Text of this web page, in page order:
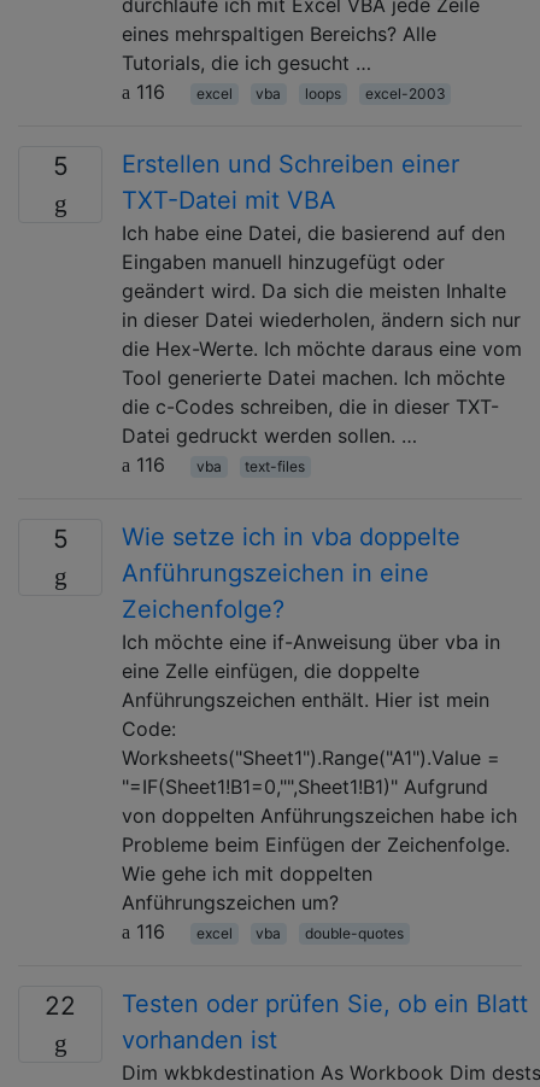
eines mehrspaltigen Bereichs? Alle
Tutorials, die ich gesucht …
116
excel vba loops excel-2003
5
Erstellen und Schreiben einer
TXT-Datei mit VBA
Ich habe eine Datei, die basierend auf den
Eingaben manuell hinzugefügt oder
geändert wird. Da sich die meisten Inhalte
in dieser Datei wiederholen, ändern sich nur
die Hex-Werte. Ich möchte daraus eine vom
Tool generierte Datei machen. Ich möchte
die c-Codes schreiben, die in dieser TXT-
Datei gedruckt werden sollen. …
116
vba text-files
5
Wie setze ich in vba doppelte
Anführungszeichen in eine
Zeichenfolge?
Ich möchte eine if-Anweisung über vba in
eine Zelle einfügen, die doppelte
Anführungszeichen enthält. Hier ist mein
Code:
Worksheets("Sheet1").Range("A1").Value =
"=IF(Sheet1!B1=0,"",Sheet1!B1)" Aufgrund
von doppelten Anführungszeichen habe ich
Probleme beim Einfügen der Zeichenfolge.
Wie gehe ich mit doppelten
Anführungszeichen um?
116
excel vba double-quotes
22
Testen oder prüfen Sie, ob ein Blatt
vorhanden ist
Dim wkbkdestination As Workbook Dim